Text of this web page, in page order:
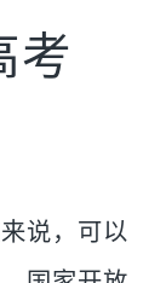
考
说，可以